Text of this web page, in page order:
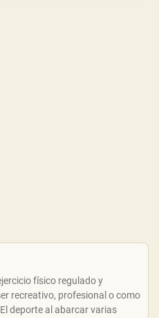
físico regulado y
recreativo, profesional o como
deporte al abarcar varias